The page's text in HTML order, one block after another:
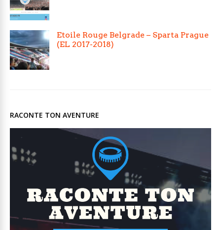
Etoile Rouge Belgrade – Sparta Prague
(EL 2017-2018)
RACONTE TON AVENTURE